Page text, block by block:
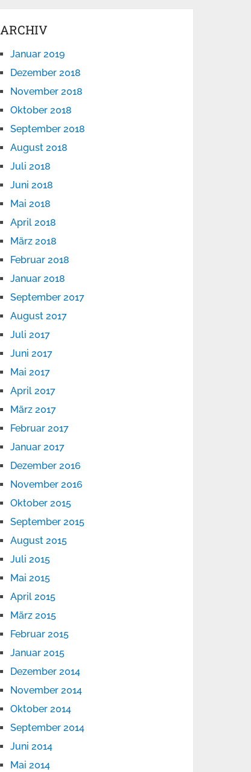
ARCHIV
Januar 2019
Dezember 2018
November 2018
Oktober 2018
September 2018
August 2018
Juli 2018
Juni 2018
Mai 2018
April 2018
März 2018
Februar 2018
Januar 2018
September 2017
August 2017
Juli 2017
Juni 2017
Mai 2017
April 2017
März 2017
Februar 2017
Januar 2017
Dezember 2016
November 2016
Oktober 2015
September 2015
August 2015
Juli 2015
Mai 2015
April 2015
März 2015
Februar 2015
Januar 2015
Dezember 2014
November 2014
Oktober 2014
September 2014
Juni 2014
Mai 2014